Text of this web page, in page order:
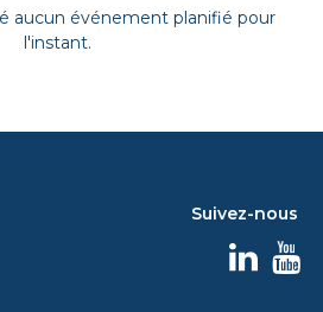
aucun événement planifié pour
l'instant.
Suivez-nous